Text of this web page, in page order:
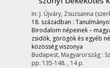
In: J. Újváry, Zsuzsanna
18. században :
Birodalom népeinek –
zsidók, görögök és egyéb
közösség viszonya
Budapest, Magyarország :
pp. 135-148. , 14 p.